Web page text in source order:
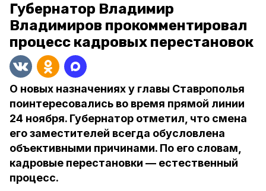
Губернатор Владимир
Владимиров прокомментировал
процесс кадровых перестановок
О новых назначениях у главы Ставрополья
поинтересовались во время прямой линии
24 ноября. Губернатор отметил, что смена
его заместителей всегда обусловлена
объективными причинами. По его словам,
кадровые перестановки — естественный
процесс.